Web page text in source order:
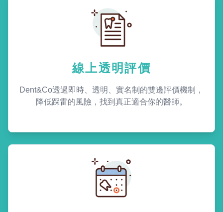
線上透明評價
Dent&Co透過即時、透明、實名制的雙邊評價機制，
降低踩雷的風險，找到真正適合你的醫師。